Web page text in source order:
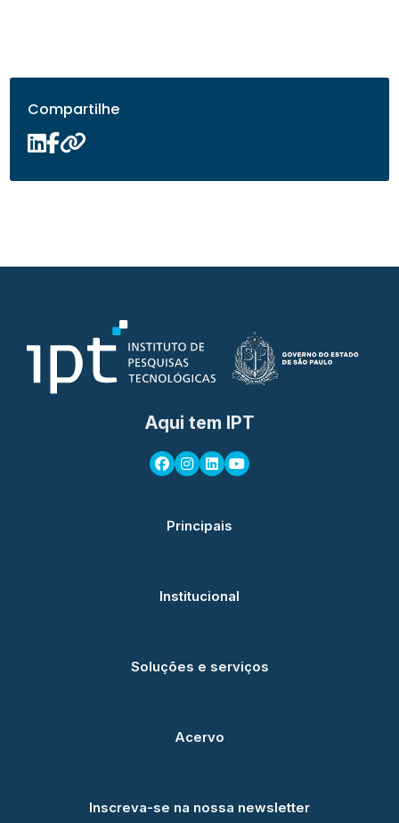
Compartilhe
Aqui tem IPT
Principais
Institucional
Soluções e serviços
Acervo
Inscreva-se na nossa newsletter